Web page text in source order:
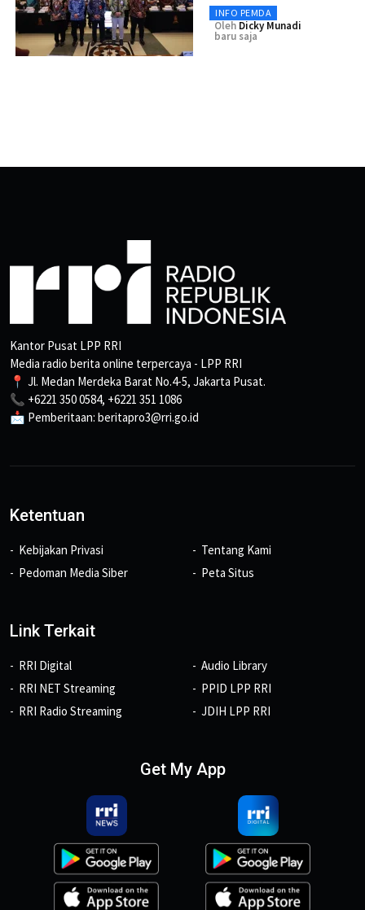
INFO PEMDA
Oleh Dicky Munadi
baru saja
Kantor Pusat LPP RRI
Media radio berita online terpercaya - LPP RRI
📍 Jl. Medan Merdeka Barat No.4-5, Jakarta Pusat.
📞 +6221 350 0584, +6221 351 1086
📩 Pemberitaan: beritapro3@rri.go.id
Ketentuan
Kebijakan Privasi
Pedoman Media Siber
Tentang Kami
Peta Situs
Link Terkait
RRI Digital
RRI NET Streaming
RRI Radio Streaming
Audio Library
PPID LPP RRI
JDIH LPP RRI
Get My App